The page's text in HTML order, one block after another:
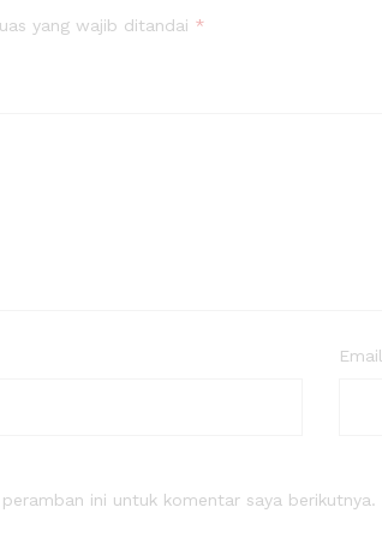
yang wajib ditandai *
Email
ini untuk komentar saya berikutnya.